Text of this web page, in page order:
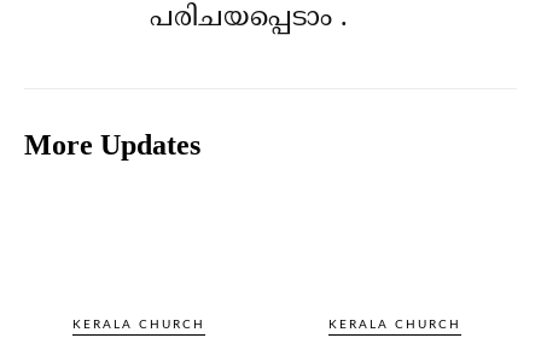
പരിചയപ്പെടാം .
More Updates
KERALA CHURCH KERALA CHURCH